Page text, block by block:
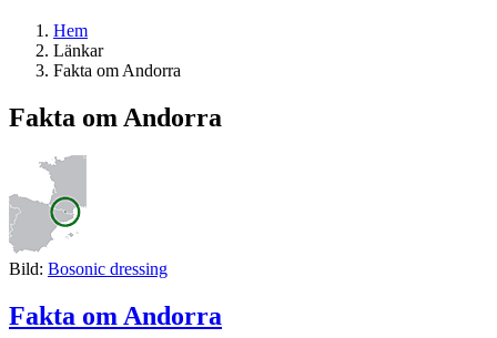
Hem
Länkar
Fakta om Andorra
Fakta om Andorra
Bild: Bosonic dressing
Fakta om Andorra